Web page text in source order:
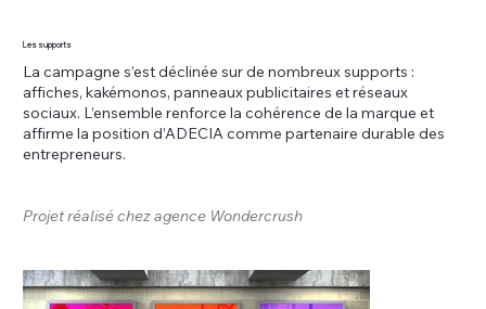
Les supports
La campagne s’est déclinée sur de nombreux supports :
affiches, kakémonos, panneaux publicitaires et réseaux
sociaux. L’ensemble renforce la cohérence de la marque et
affirme la position d’ADECIA comme partenaire durable des
entrepreneurs.
Projet réalisé chez agence Wondercrush